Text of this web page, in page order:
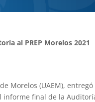
al PREP Morelos 2021
Morelos (UAEM),
informe final de la